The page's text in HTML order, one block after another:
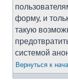
форму, и
такую
системой
Вернуться к